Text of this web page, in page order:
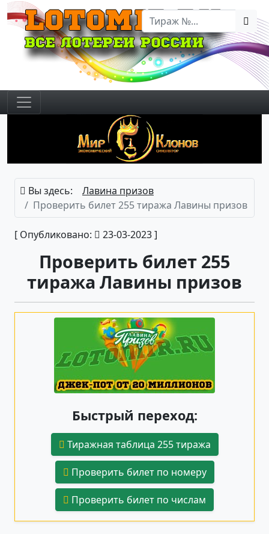
Вы здесь:
Лавина призов
Проверить билет 255 тиража Лавины призов
[ Опубликовано: 23-03-2023 ]
Проверить билет 255
тиража Лавины призов
Быстрый переход:
Тиражная таблица 255 тиража
Проверить билет по номеру
Проверить билет по числам